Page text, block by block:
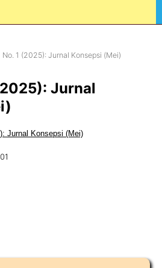
No. 1 (2025): Jurnal Konsepsi (Mei)
Jurnal